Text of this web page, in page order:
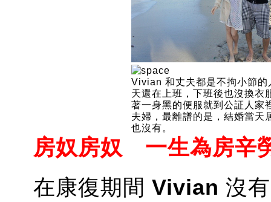
Vivian 和丈夫都是不拘小節的
天還在上班，下班後也沒換衣
著一身黑的便服就到公証人家
夫婦，最離譜的是，結婚當天
也沒有。
房奴房奴 一生為房辛
在康復期間 Vivian 沒